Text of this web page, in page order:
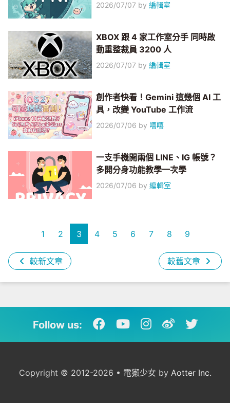
2026/07/07 by編輯室
XBOX 跟 4 家工作室分手 同時啟
動重整裁員 3200 人
2026/07/07 by編輯室
創作者快看！Gemini 這幾個 AI 工
具，改變 YouTube 工作流
2026/07/06 by 嘻嘻
一支手機開兩個 LINE、IG 帳號？
多開分身功能教學一次學
2026/07/06 by編輯室
較新文章
1 2 3 4 5 6 7 8 9
較舊文章
Follow us:
Copyright © 2012-2026 • 電獺少女 by Aotter Inc.